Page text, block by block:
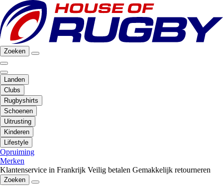
Zoeken
Landen
Clubs
Rugbyshirts
Schoenen
Uitrusting
Kinderen
Lifestyle
Opruiming
Merken
Klantenservice in Frankrijk Veilig betalen Gemakkelijk retourneren
Zoeken